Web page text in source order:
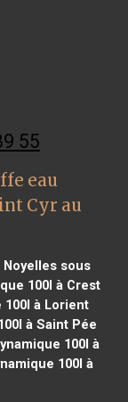
55
eau
Cyr au
sous
100l à Crest
à Lorient
à Saint Pée
100l à
100l à